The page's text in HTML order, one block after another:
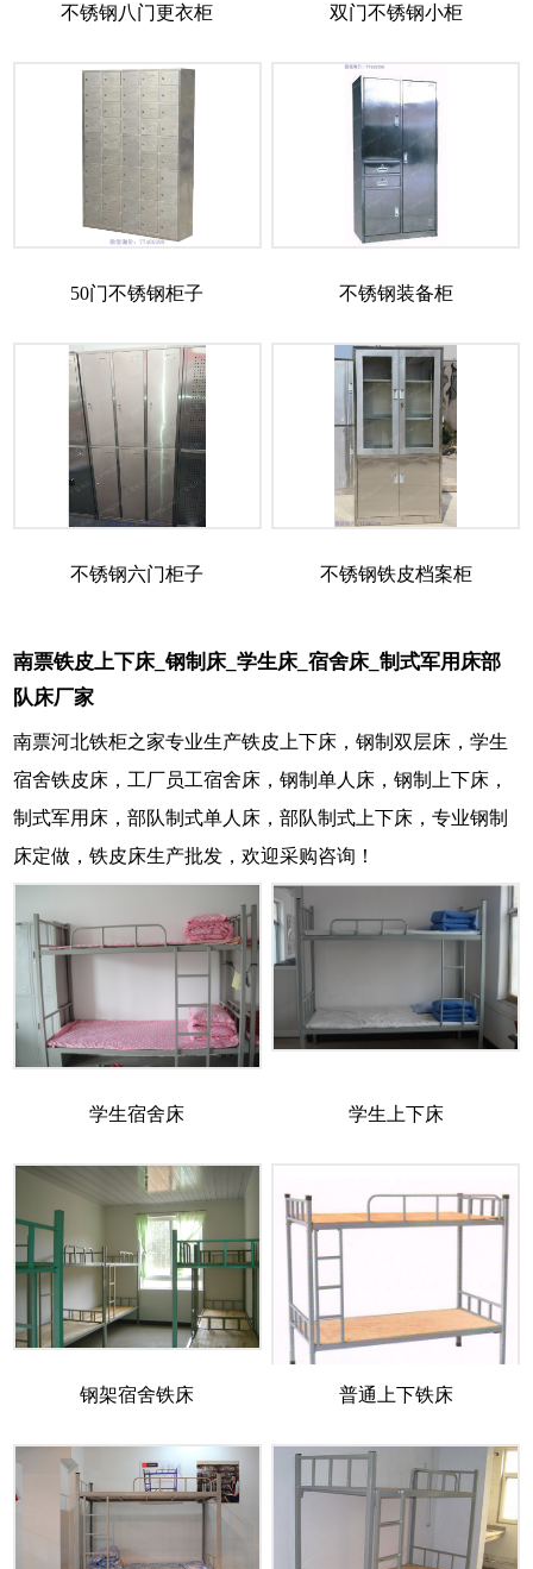
不锈钢八门更衣柜 双门不锈钢小柜
50门不锈钢柜子 不锈钢装备柜
不锈钢六门柜子 不锈钢铁皮档案柜
南票铁皮上下床_钢制床_学生床_宿舍床_制式军用床部
队床厂家
南票河北铁柜之家专业生产铁皮上下床，钢制双层床，学生
宿舍铁皮床，工厂员工宿舍床，钢制单人床，钢制上下床，
制式军用床，部队制式单人床，部队制式上下床，专业钢制
床定做，铁皮床生产批发，欢迎采购咨询！
学生宿舍床 学生上下床
钢架宿舍铁床 普通上下铁床